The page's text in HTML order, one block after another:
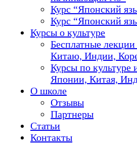
Курс “Японский
Курс “Японский
Курсы о культуре
Бесплатные
Китаю, Индии,
Курсы по культуре
Японии, Китая,
О школе
Отзывы
Партнеры
Статьи
Контакты